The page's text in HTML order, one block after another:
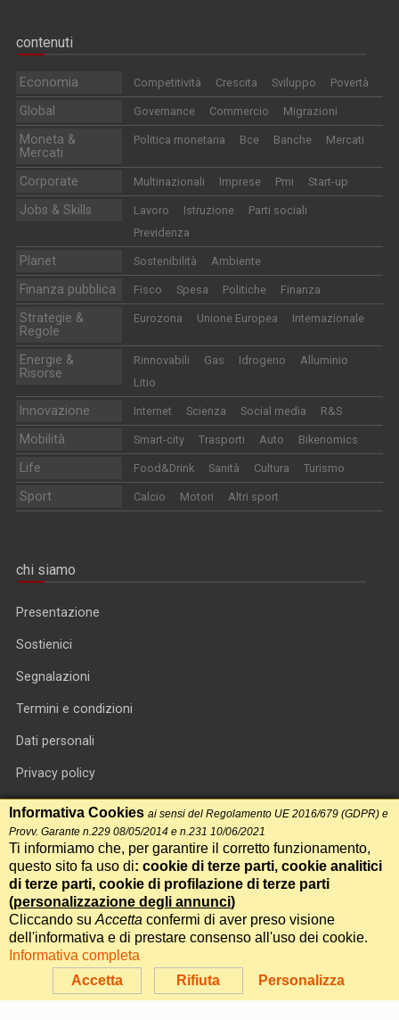
contenuti
Economia Competitività Crescita Sviluppo Povertà
Global Governance Commercio Migrazioni
Moneta &
Mercati
Politica monetaria Bce Banche Mercati
Corporate Multinazionali Imprese Pmi Start-up
Jobs & Skills Lavoro Istruzione
Parti sociali
Previdenza
Planet Sostenibilità Ambiente
Finanza pubblica Fisco Spesa Politiche Finanza
Strategie &
Regole
Eurozona Unione Europea Internazionale
Energie &
Risorse
Rinnovabili Gas Idrogeno
Alluminio
Litio
Innovazione Internet Scienza Social media R&S
Mobilità Smart-city Trasporti Auto Bikenomics
Life Food&Drink Sanità Cultura Turismo
Sport Calcio Motori Altri sport
chi siamo
Presentazione
Sostienici
Segnalazioni
Termini e condizioni
Dati personali
Privacy policy
Informativa cookie
RSS feed
RSS Top News
Contatti
International Communication S.r.l. • P.IVA 14478081004 • Testata
giornalistica n.191, reg. Tribunale di Roma del 14/12/2017
Powered byItala
Accetta Rifiuta Personalizza
Informativa Cookies ai sensi del Regolamento UE 2016/679 (GDPR) e
Provv. Garante n.229 08/05/2014 e n.231 10/06/2021
Ti informiamo che, per garantire il corretto funzionamento,
questo sito fa uso di: cookie di terze parti, cookie analitici
di terze parti, cookie di profilazione di terze parti
(personalizzazione degli annunci)
Cliccando su Accetta confermi di aver preso visione
dell'informativa e di prestare consenso all'uso dei cookie.
Informativa completa